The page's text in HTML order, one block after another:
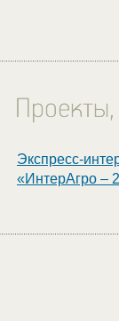
Экспресс-
«ИнтерАгро –